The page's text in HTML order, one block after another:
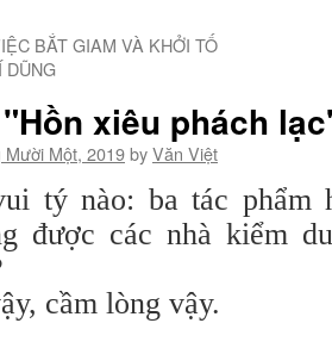
BẮT GIAM VÀ KHỞI TỐ
DŨNG
xiêu phách
Mười Một, 2019byVăn Việt
tý nào: ba tác phẩm
được các nhà kiểm
cầm lòng vậy.